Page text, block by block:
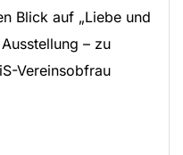
Blick auf „Liebe und
– zu
Vereinsobfrau